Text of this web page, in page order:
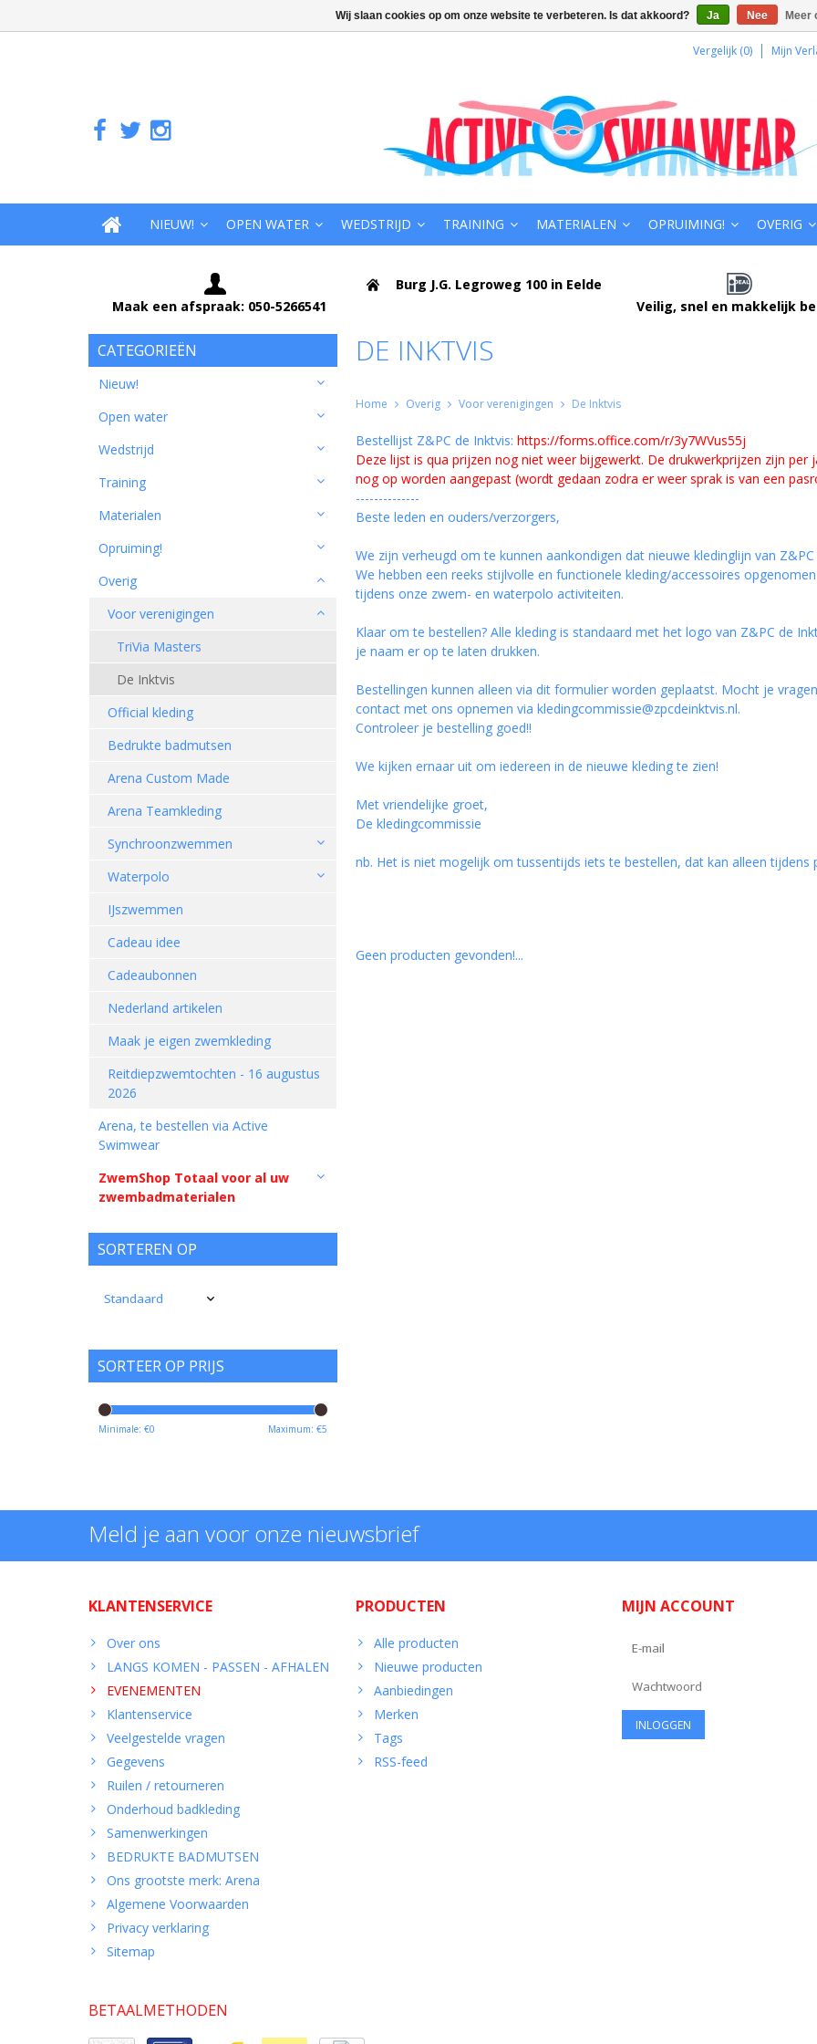
Vergelijk (0) Mijn
NIEUW! OPEN WATER WEDSTRIJD TRAINING MATERIALEN OPRUIMING! OVERIG
Maak een afspraak: 050-5266541
Burg J.G. Legroweg 100 in Eelde
Veilig, snel en makkelijk
CATEGORIEËN
Nieuw!
Open water
Wedstrijd
Training
Materialen
Opruiming!
Overig
Voor verenigingen
TriVia Masters
De Inktvis
Official kleding
Bedrukte badmutsen
Arena Custom Made
Arena Teamkleding
Synchroonzwemmen
Waterpolo
IJszwemmen
Cadeau idee
Cadeaubonnen
Nederland artikelen
Maak je eigen zwemkleding
Reitdiepzwemtochten - 16 augustus
2026
Arena, te bestellen via Active
Swimwear
ZwemShop Totaal voor al uw
zwembadmaterialen
SORTEREN OP
SORTEER OP PRIJS
Minimale: €0 Maximum: €5
DE INKTVIS
Home Overig Voor verenigingen De Inktvis
Bestellijst Z&PC de Inktvis: https://forms.office.com/r/3y7WVus55j
Deze lijst is qua prijzen nog niet weer bijgewerkt. De drukwerkprijzen zijn
nog op worden aangepast (wordt gedaan zodra er weer sprak is van een
--------------
Beste leden en ouders/verzorgers,
We zijn verheugd om te kunnen aankondigen dat nieuwe kledinglijn van
We hebben een reeks stijlvolle en functionele kleding/accessoires
tijdens onze zwem- en waterpolo activiteiten.
Klaar om te bestellen? Alle kleding is standaard met het logo van Z&PC de
je naam er op te laten drukken.
Bestellingen kunnen alleen via dit formulier worden geplaatst. Mocht je
contact met ons opnemen via kledingcommissie@zpcdeinktvis.nl.
Controleer je bestelling goed!!
We kijken ernaar uit om iedereen in de nieuwe kleding te zien!
Met vriendelijke groet,
De kledingcommissie
nb. Het is niet mogelijk om tussentijds iets te bestellen, dat kan alleen tijdens
Geen producten gevonden!...
Meld je aan voor onze nieuwsbrief
KLANTENSERVICE
Over ons
LANGS KOMEN - PASSEN - AFHALEN
EVENEMENTEN
Klantenservice
Veelgestelde vragen
Gegevens
Ruilen / retourneren
Onderhoud badkleding
Samenwerkingen
BEDRUKTE BADMUTSEN
Ons grootste merk: Arena
Algemene Voorwaarden
Privacy verklaring
Sitemap
PRODUCTEN
Alle producten
Nieuwe producten
Aanbiedingen
Merken
Tags
RSS-feed
MIJN ACCOUNT
BETAALMETHODEN
Wij slaan cookies op om onze website te verbeteren. Is dat akkoord? Ja Nee Meer